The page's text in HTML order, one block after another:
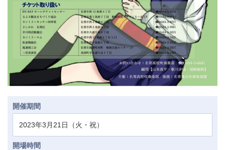
開催期間
2023年3月21日（火・祝）
開場時間